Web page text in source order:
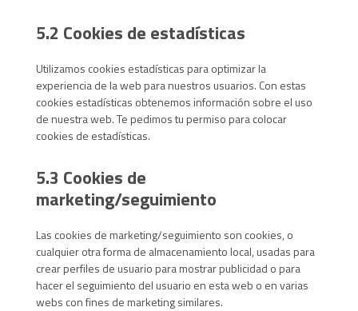
5.2 Cookies de estadísticas
Utilizamos cookies estadísticas para optimizar la
experiencia de la web para nuestros usuarios. Con estas
cookies estadísticas obtenemos información sobre el uso
de nuestra web. Te pedimos tu permiso para colocar
cookies de estadísticas.
5.3 Cookies de
marketing/seguimiento
Las cookies de marketing/seguimiento son cookies, o
cualquier otra forma de almacenamiento local, usadas para
crear perfiles de usuario para mostrar publicidad o para
hacer el seguimiento del usuario en esta web o en varias
webs con fines de marketing similares.